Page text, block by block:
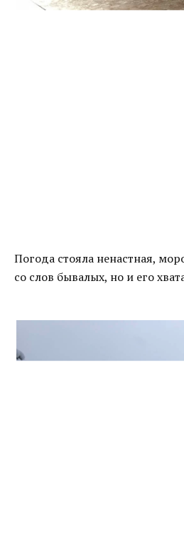
Погода стояла ненастная,
со слов бывалых, но и его